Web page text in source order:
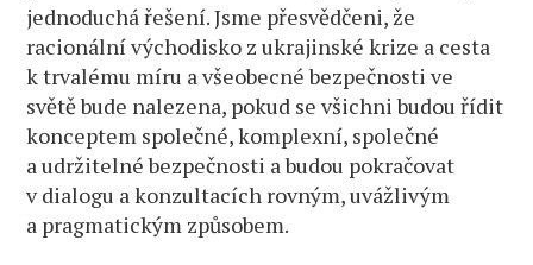
jednoduchá řešení. Jsme přesvědčeni, že
racionální východisko z ukrajinské krize a cesta
k trvalému míru a všeobecné bezpečnosti ve
světě bude nalezena, pokud se všichni budou řídit
konceptem společné, komplexní, společné
a udržitelné bezpečnosti a budou pokračovat
v dialogu a konzultacích rovným, uvážlivým
a pragmatickým způsobem.